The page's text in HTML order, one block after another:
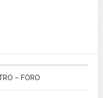
– FORO